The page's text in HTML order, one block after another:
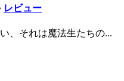
レビュー
、それは魔法生たちの...